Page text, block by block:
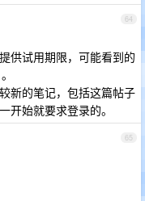
64
供试用期限，可能看到的
新的笔记，包括这篇帖子
开始就要求登录的。
65